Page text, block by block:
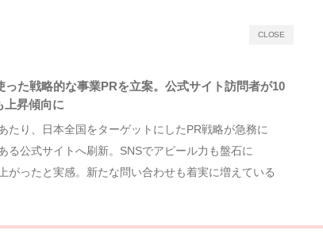
CLOSE
った戦略的な事業PRを立案。公式サイト訪問者が10
上昇傾向に
たり、日本全国をターゲットにしたPR戦略が急務に
る公式サイトへ刷新。SNSでアピール力も盤石に
がったと実感。新たな問い合わせも着実に増えている